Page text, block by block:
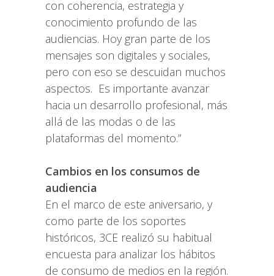
con coherencia, estrategia y
conocimiento profundo de las
audiencias. Hoy gran parte de los
mensajes son digitales y sociales,
pero con eso se descuidan muchos
aspectos. Es importante avanzar
hacia un desarrollo profesional, más
allá de las modas o de las
plataformas del momento.”
Cambios en los consumos de
audiencia
En el marco de este aniversario, y
como parte de los soportes
históricos, 3CE realizó su habitual
encuesta para analizar los hábitos
de consumo de medios en la región.